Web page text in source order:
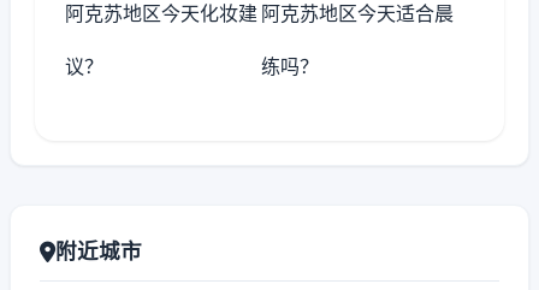
阿克苏地区今天化妆建
议？
阿克苏地区今天适合晨
练吗？
附近城市